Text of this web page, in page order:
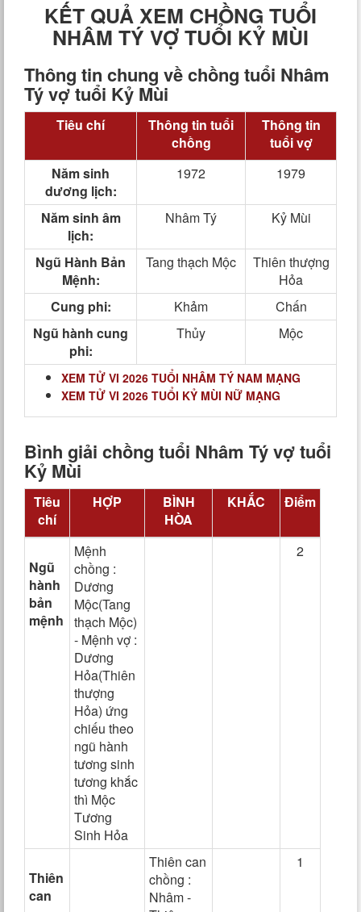
KẾT QUẢ XEM CHỒNG TUỔI
NHÂM TÝ VỢ TUỔI KỶ MÙI
Thông tin chung về chồng tuổi Nhâm
Tý vợ tuổi Kỷ Mùi
Tiêu chí
Thông tin tuổi
chồng
Thông tin
tuổi vợ
Năm sinh
dương lịch:
1972 1979
Năm sinh âm
lịch:
Nhâm Tý Kỷ Mùi
Ngũ Hành Bản
Mệnh:
Tang thạch Mộc
Thiên thượng
Hỏa
Cung phi:
Khảm
Chấn
Ngũ hành cung
phi:
Thủy Mộc
XEM TỬ VI 2026 TUỔI NHÂM TÝ NAM MẠNG
XEM TỬ VI 2026 TUỔI KỶ MÙI NỮ MẠNG
Bình giải chồng tuổi Nhâm Tý vợ tuổi
Kỷ Mùi
Tiêu
chí
HỢP
BÌNH
HÒA
KHẮC Điểm
Ngũ
hành
bản
mệnh
Mệnh
chồng :
Dương
Mộc(Tang
thạch Mộc)
- Mệnh vợ :
Dương
Hỏa(Thiên
thượng
Hỏa) ứng
chiếu theo
ngũ hành
tương sinh
tương khắc
thì Mộc
Tương
Sinh Hỏa
2
Thiên
can
Thiên can
chồng :
Nhâm -
1